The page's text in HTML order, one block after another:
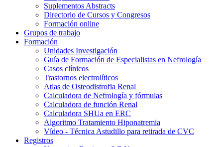
Suplementos Abstracts
Directorio de Cursos y Congresos
Formación online
Grupos de trabajo
Formación
Unidades Investigación
Guía de Formación de Especialistas en Nefrología
Casos clínicos
Trastornos electrolíticos
Atlas de Osteodistrofia Renal
Calculadora de Nefrología y fórmulas
Calculadora de función Renal
Calculadora SHUa en ERC
Algoritmo Tratamiento Hiponatremia
Vídeo - Técnica Astudillo para retirada de CVC
Registros